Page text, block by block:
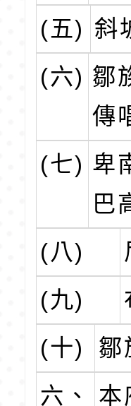
(五) 斜
(六) 鄒
傳
(七) 卑
巴
(八)
(九)
(十)
鄒
六、
本